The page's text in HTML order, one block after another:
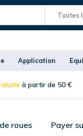
Toutes
Application
à partir de 50 €
roues Payer